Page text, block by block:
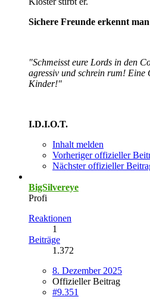
Sichere Freunde erkennt
"Schmeisst eure Lords in den
agressiv und schrein rum! Eine
Kinder!"
I.D.I.O.T.
Inhalt melden
Vorheriger offizieller
Nächster offizieller
BigSilvereye
Profi
Reaktionen
1
Beiträge
1.372
8. Dezember 2025
Offizieller Beitrag
#9.351